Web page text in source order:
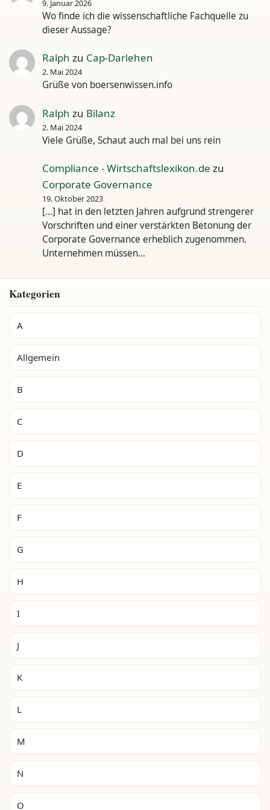
9. Januar 2026
Wo finde ich die wissenschaftliche Fachquelle zu
dieser Aussage?
Ralph zu Cap-Darlehen
2. Mai 2024
Grüße von boersenwissen.info
Ralph zu Bilanz
2. Mai 2024
Viele Grüße, Schaut auch mal bei uns rein
Compliance - Wirtschaftslexikon.de zu
Corporate Governance
19. Oktober 2023
[…] hat in den letzten Jahren aufgrund strengerer
Vorschriften und einer verstärkten Betonung der
Corporate Governance erheblich zugenommen.
Unternehmen müssen…
Kategorien
A
Allgemein
B
C
D
E
F
G
H
I
J
K
L
M
N
O